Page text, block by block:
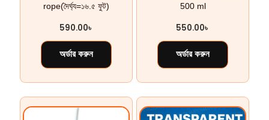
rope(দৈর্ঘ্য=১৬.৫ ফুট)
590.00৳
অর্ডার করুন
500 ml
550.00৳
অর্ডার করুন